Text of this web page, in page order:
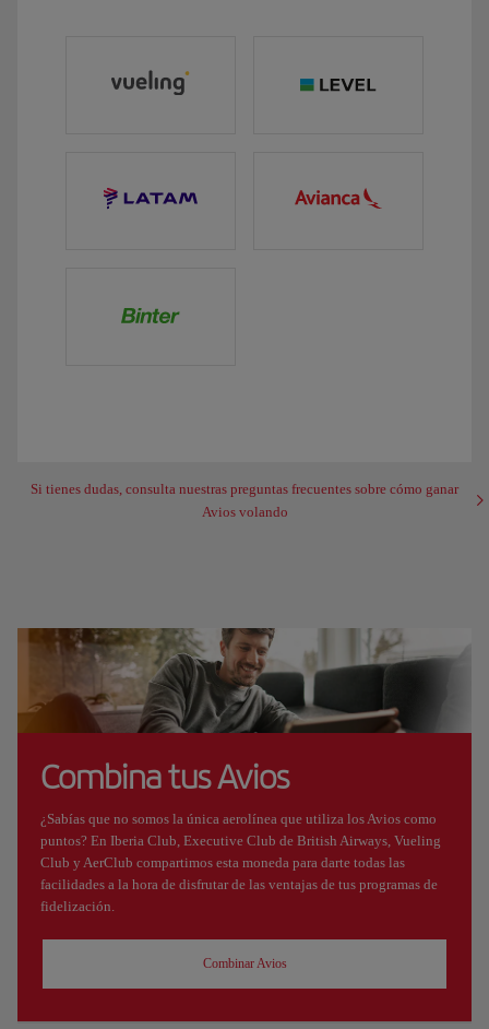
Si tienes dudas, consulta nuestras preguntas frecuentes sobre cómo ganar
Avios volando
Combina tus Avios
¿Sabías que no somos la única aerolínea que utiliza los Avios como
puntos? En Iberia Club, Executive Club de British Airways, Vueling
Club y AerClub compartimos esta moneda para darte todas las
facilidades a la hora de disfrutar de las ventajas de tus programas de
fidelización.
Combinar Avios